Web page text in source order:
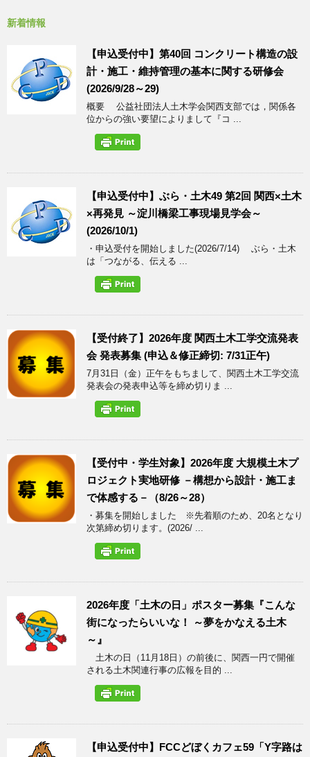
新着情報
【申込受付中】第40回 コンクリート構造の設
計・施工・維持管理の基本に関する研修会
(2026/9/28～29)
概要 公益社団法人土木学会関西支部では，関係各
位からの強い要望によりまして『コ ...
【申込受付中】ぶら・土木49 第2回 関西×土木
×再発見 ～淀川橋梁工事現場見学会～
(2026/10/1)
・申込受付を開始しました(2026/7/14) ぶら・土木
は「つながる、伝える ...
【受付終了】2026年度 関西土木工学交流発表
会 発表募集 (申込＆修正締切: 7/31正午)
7月31日（金）正午をもちまして、関西土木工学交流
発表会の発表申込等を締め切りま ...
【受付中・学生対象】2026年度 大規模土木プ
ロジェクト実地研修 －構想から設計・施工ま
で体感する－（8/26～28）
・募集を開始しました ※先着順のため、20名となり
次第締め切ります。(2026/ ...
2026年度「土木の日」ポスター募集『こんな
街になったらいいな！ ～夢をかなえる土木
～』
土木の日（11月18日）の前後に、関西一円で開催
される土木関連行事の広報を目的 ...
【申込受付中】FCCどぼくカフェ59「Y字路は